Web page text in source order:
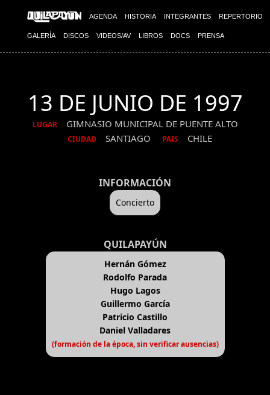
AGENDA HISTORIA INTEGRANTES REPERTORIO
GALERÍA DISCOS VIDEOS/AV LIBROS DOCS PRENSA
13 DE JUNIO DE 1997
LUGAR GIMNASIO MUNICIPAL DE PUENTE ALTO
CIUDAD SANTIAGO PAIS CHILE
INFORMACIÓN
Concierto
QUILAPAYÚN
Hernán Gómez
Rodolfo Parada
Hugo Lagos
Guillermo García
Patricio Castillo
Daniel Valladares
(formación de la época, sin verificar ausencias)